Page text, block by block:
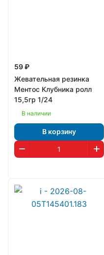
59 ₽
Жевательная резинка
Ментос Клубника ролл
15,5гр 1/24
В наличии
В корзину